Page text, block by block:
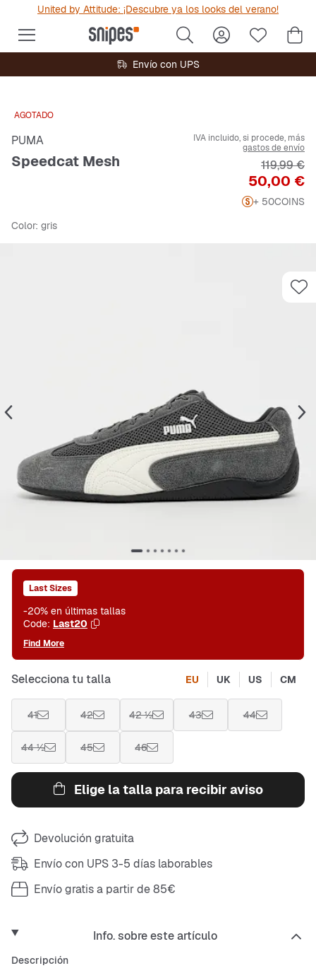
United by Attitude: ¡Descubre ya los looks del verano!
Envío con UPS
AGOTADO
PUMA
Speedcat Mesh
IVA incluido, si procede, más
gastos de envío
Precio
50,00 €
Precio
119,99 €
+ 50COINS
Color: gris
Last Sizes
-20% en últimas tallas
Code: Last20
Find More
Selecciona tu talla EU UK US CM
41 42 42 ½ 43 44
44 ½ 45 46
Elige la talla para recibir aviso
Devolución gratuita
Envío con UPS 3-5 días laborables
Envío gratis a partir de 85€
Info. sobre este artículo
Descripción